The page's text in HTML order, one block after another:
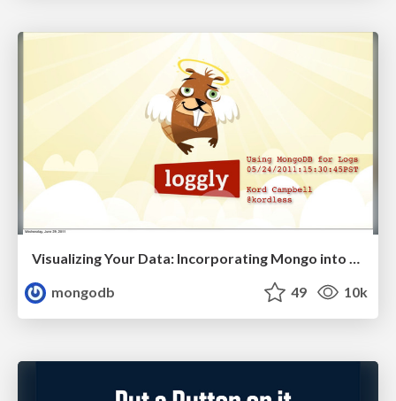
Visualizing Your Data: Incorporating Mongo into Loggly Infrastructure
mongodb
49 10k